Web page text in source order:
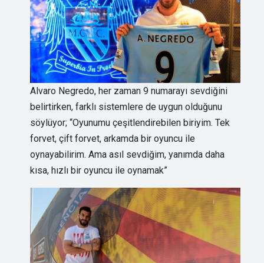
Alvaro Negredo, her zaman 9 numarayı sevdiğini
belirtirken, farklı sistemlere de uygun olduğunu
söylüyor; “Oyunumu çeşitlendirebilen biriyim. Tek
forvet, çift forvet, arkamda bir oyuncu ile
oynayabilirim. Ama asıl sevdiğim, yanımda daha
kısa, hızlı bir oyuncu ile oynamak”